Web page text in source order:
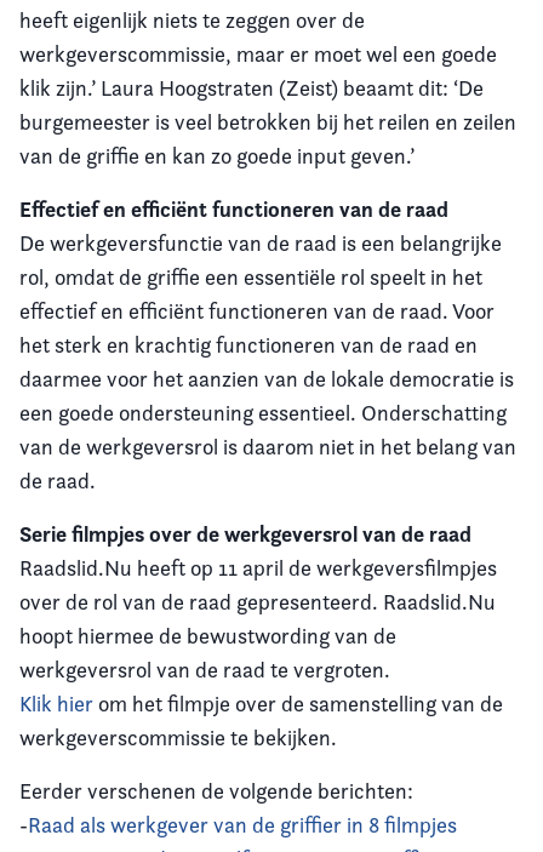
heeft eigenlijk niets te zeggen over de
werkgeverscommissie, maar er moet wel een goede
klik zijn.’ Laura Hoogstraten (Zeist) beaamt dit: ‘De
burgemeester is veel betrokken bij het reilen en zeilen
van de griffie en kan zo goede input geven.’
Effectief en efficiënt functioneren van de raad
De werkgeversfunctie van de raad is een belangrijke
rol, omdat de griffie een essentiële rol speelt in het
effectief en efficiënt functioneren van de raad. Voor
het sterk en krachtig functioneren van de raad en
daarmee voor het aanzien van de lokale democratie is
een goede ondersteuning essentieel. Onderschatting
van de werkgeversrol is daarom niet in het belang van
de raad.
Serie filmpjes over de werkgeversrol van de raad
Raadslid.Nu heeft op 11 april de werkgeversfilmpjes
over de rol van de raad gepresenteerd. Raadslid.Nu
hoopt hiermee de bewustwording van de
werkgeversrol van de raad te vergroten.
Klik hier om het filmpje over de samenstelling van de
werkgeverscommissie te bekijken.
Eerder verschenen de volgende berichten:
-Raad als werkgever van de griffier in 8 filmpjes